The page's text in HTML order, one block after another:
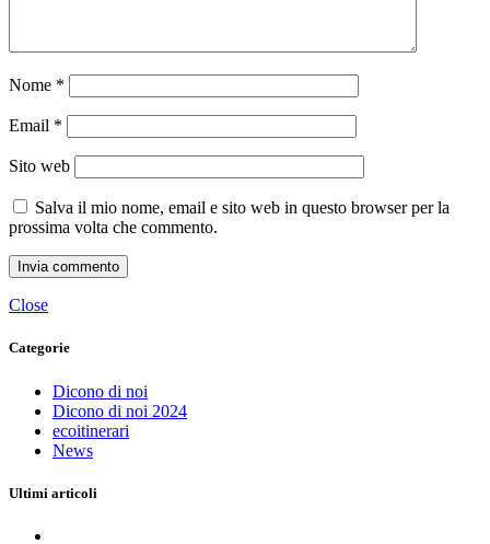
Nome *
Email *
Sito web
Salva il mio nome, email e sito web in questo browser per la
prossima volta che commento.
Close
Categorie
Dicono di noi
Dicono di noi 2024
ecoitinerari
News
Ultimi articoli